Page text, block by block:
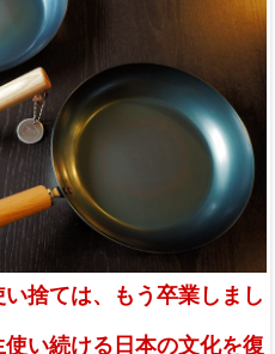
捨ては、もう卒業しまし
い続ける日本の文化を復